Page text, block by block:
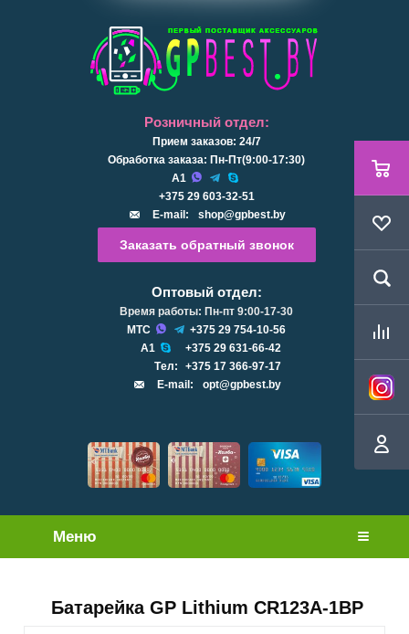
Розничный отдел:
Прием заказов: 24/7
Обработка заказа: Пн-Пт(9:00-17:30)
А1
+375 29 603-32-51
E-mail:
shop@gpbest.by
Заказать обратный звонок
Оптовый отдел:
Время работы: Пн-пт 9:00-17-30
МТС
+375 29 754-10-56
А1
+375 29 631-66-42
Tел:
+375 17 366-97-17
E-mail:
opt@gpbest.by
Меню
Батарейка GP Lithium CR123A-1BP